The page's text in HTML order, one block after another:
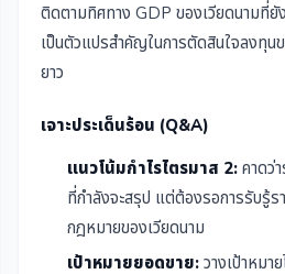
ติดตามทิศทาง GDP ของเวียดนามที่ยั
เป็นตัวแปรสำคัญในการตัดสินใจลงทุน
ยาว
เจาะประเด็นร้อน (Q&A)
แนวโน้มกำไรไตรมาส 2: คาดว่
ที่กำลังจะสรุป แต่ต้องรอการรับรู้ร
กฎหมายของเวียดนาม
เป้าหมายยอดขาย: วางเป้าหมา